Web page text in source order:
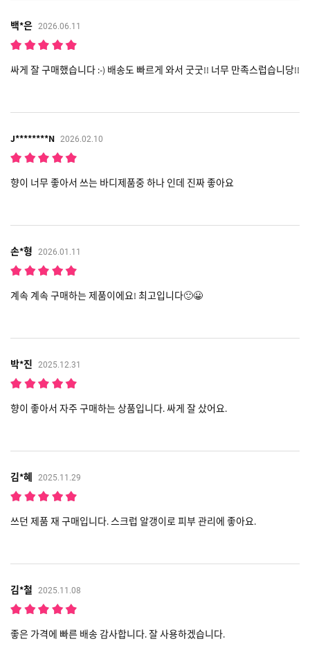
백*은 2026.06.11
싸게 잘 구매했습니다 :-) 배송도 빠르게 와서 굿굿!! 너무 만족스럽습니당!!
J********N 2026.02.10
향이 너무 좋아서 쓰는 바디제품중 하나 인데 진짜 좋아요
손*형 2026.01.11
계속 계속 구매하는 제품이에요! 최고입니다🙂😀
박*진 2025.12.31
향이 좋아서 자주 구매하는 상품입니다. 싸게 잘 샀어요.
김*혜 2025.11.29
쓰던 제품 재 구매입니다. 스크럽 알갱이로 피부 관리에 좋아요.
김*철 2025.11.08
좋은 가격에 빠른 배송 감사합니다. 잘 사용하겠습니다.